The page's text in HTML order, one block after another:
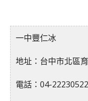
一中豐仁冰
地址：台中市北區
電話：04-22230522